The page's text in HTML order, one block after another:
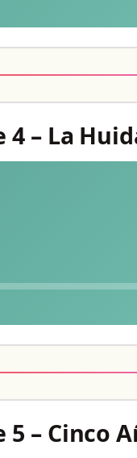
4 – La
5 – Cinco